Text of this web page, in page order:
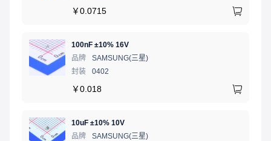
￥0.0715
100nF ±10% 16V
品牌
SAMSUNG(三星)
封装
0402
￥0.018
10uF ±10% 10V
品牌
SAMSUNG(三星)